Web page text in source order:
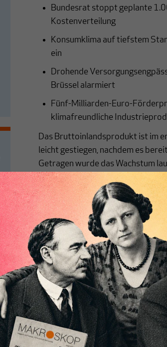
Bundesrat stoppt geplante
Kostenverteilung
Konsumklima auf tiefstem
ein
Drohende
Brüssel alarmiert
Fünf-Milliarden-Euro-
klimafreundliche
Das Bruttoinlandsprodukt ist im
leicht gestiegen, nachdem es
Getragen wurde das Wachstum
höheren privaten als auch
Exporten. Doch gleichzeitig
2025 nach unten revidiert. Was
erweist sich bei näherer
Statistische Bundesamt betont
sind und weiteren Revisionen
Dienstleistungen: Stabiles
Im Dienstleistungssektor – ohne
wurde für Februar 2026 ein
identifiziert. Im Jahresvergleich
und nominal 4,0 Prozent
freiberuflichen,